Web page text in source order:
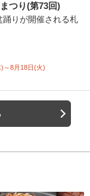
つり(第73回)
踊りが開催される札
～8月18日(火)